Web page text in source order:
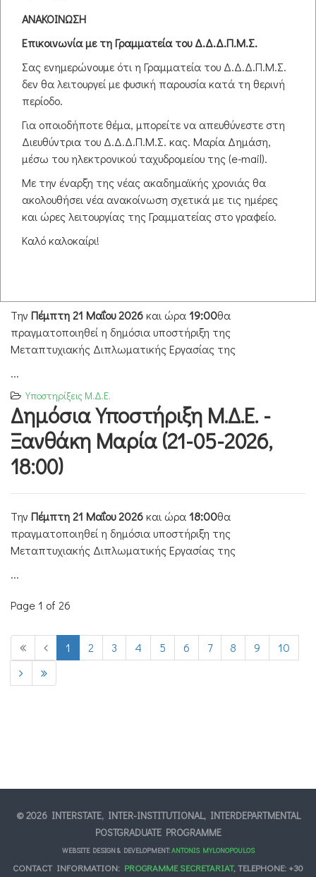
Υποστηρίξεις Μ.Δ.Ε.
Αναβολή προγραμματισμένων
υποστηρίξεων
Αγαπητοί/-ές φοιτητές/-τριες του Δ.Δ.Δ.Π.Μ.Σ.,
Σας ενημερώνουμε ότι, για προσωπικούς λόγους της κας
Δημάση,
Υποστηρίξεις Μ.Δ.Ε.
Δημόσια Υποστήριξη Μ.Δ.Ε. -
ΜΕΣΙΑΚΑΡΗ ΕΥΑΓΓΕΛΙΑ (21-05-
Την Πέμπτη 21 Μαΐου 2026και ώρα19:00θα
πραγματοποιηθεί η δημόσια υποστήριξη της
Μεταπτυχιακής Διπλωματικής Εργασίας της
...
Υποστηρίξεις Μ.Δ.Ε.
Δημόσια Υποστήριξη Μ.Δ.Ε. -
Ξανθάκη Μαρία (21-05-2026,
18:00)
Την Πέμπτη 21 Μαΐου 2026και ώρα18:00θα
πραγματοποιηθεί η δημόσια υποστήριξη της
Μεταπτυχιακής Διπλωματικής Εργασίας της
...
Page 1 of 26
1 2 3 4 5 6 7 8 9 10
© 2026 INTERSTATE, INTER-INSTITUTIONAL, INTERDEPARTMENTAL
POSTGRADUATE PROGRAMME
WEBSITE DESIGN & DEVELOPMENT:ANTONIS MYLONOPOULOS
CONTACT INFORMATION: PROGRAMME SECRETARIAT, TELEPHONE: +30
ΑΝΑΚΟΙΝΩΣΗ
Επικοινωνία με τη Γραμματεία του Δ.Δ.Δ.Π.Μ.Σ.
Σας ενημερώνουμε ότι η Γραμματεία του Δ.Δ.Δ.Π.Μ.Σ.
δεν θα λειτουργεί με φυσική παρουσία κατά τη θερινή
περίοδο.
Για οποιοδήποτε θέμα, μπορείτε να απευθύνεστε στη
Διευθύντρια του Δ.Δ.Δ.Π.Μ.Σ. κας. Μαρία Δημάση,
μέσω του ηλεκτρονικού ταχυδρομείου της (e-mail).
Με την έναρξη της νέας ακαδημαϊκής χρονιάς θα
ακολουθήσει νέα ανακοίνωση σχετικά με τις ημέρες
και ώρες λειτουργίας της Γραμματείας στο γραφείο.
Καλό καλοκαίρι!